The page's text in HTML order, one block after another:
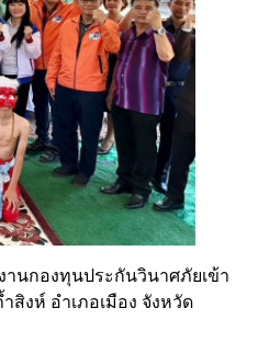
นกองทุนประกันวินาศภัยเข้า
งห์ อำเภอเมือง จังหวัด